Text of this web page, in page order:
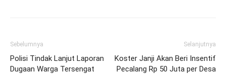
Sebelumnya
Polisi Tindak Lanjut Laporan
Dugaan Warga Tersengat
Selanjutnya
Koster Janji Akan Beri Insentif
Pecalang Rp 50 Juta per Desa